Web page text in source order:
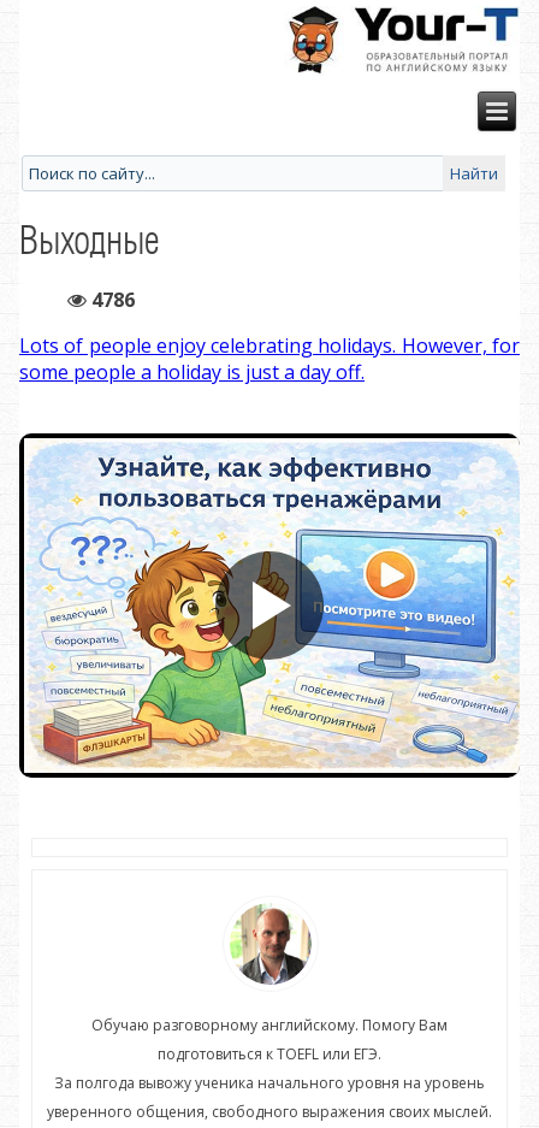
Выходные
4786
Lots of people enjoy celebrating holidays. However, for
some people a holiday is just a day off.
Обучаю разговорному английскому. Помогу Вам
подготовиться к TOEFL или ЕГЭ.
За полгода вывожу ученика начального уровня на уровень
уверенного общения, свободного выражения своих мыслей.